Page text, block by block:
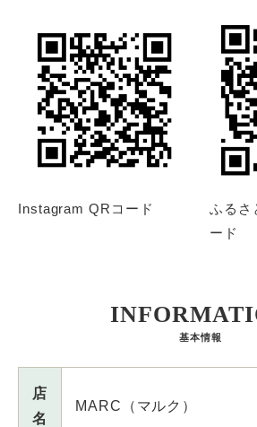
Instagram QRコード
ふるさ
ード
基本情報
店
名
MARC（マルク）